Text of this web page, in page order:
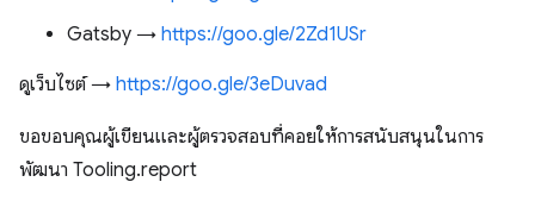
Gatsby → https://goo.gle/2Zd1USr
ดูเว็บไซต์ → https://goo.gle/3eDuvad
ขอขอบคุณผู้เขียนและผู้ตรวจสอบที่คอยให้การสนับสนุนในการ
พัฒนา Tooling.report